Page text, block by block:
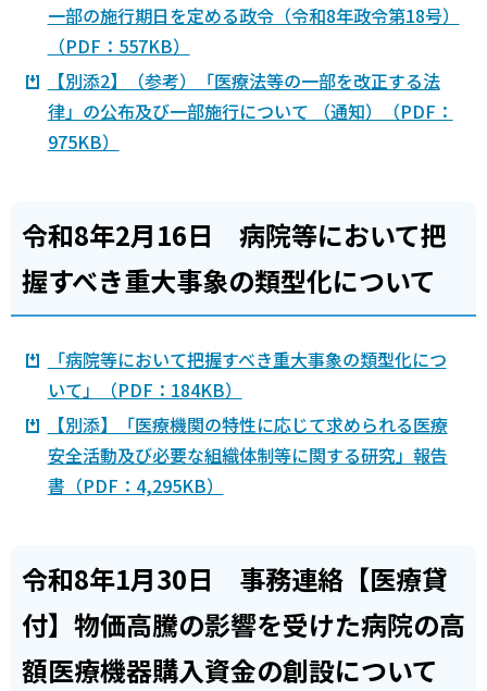
一部の施行期日を定める政令（令和8年政令第18号）
（PDF：557KB）
【別添2】（参考）「医療法等の一部を改正する法
律」の公布及び一部施行について （通知）（PDF：
975KB）
令和8年2月16日 病院等において把
握すべき重大事象の類型化について
「病院等において把握すべき重大事象の類型化につ
いて」（PDF：184KB）
【別添】「医療機関の特性に応じて求められる医療
安全活動及び必要な組織体制等に関する研究」報告
書（PDF：4,295KB）
令和8年1月30日 事務連絡【医療貸
付】物価高騰の影響を受けた病院の高
額医療機器購入資金の創設について